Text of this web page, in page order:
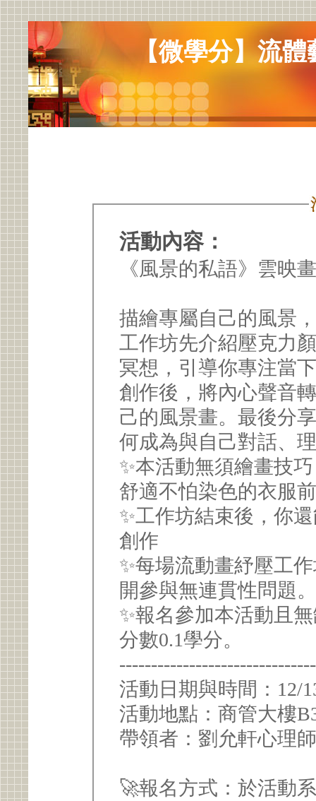
【微學分】流
活動內容：
《風景的私語》雲映
描繪專屬自己的風景
工作坊先介紹壓克力
冥想，引導你專注當
創作後，將內心聲音
己的風景畫。最後分
何成為與自己對話、
✨本活動無須繪畫技
舒適不怕染色的衣服
✨工作坊結束後，你
創作
✨每場流動畫紓壓工
開參與無連貫性問題
✨報名參加本活動且
分數0.1學分。
活動日期與時間：12/
活動地點：商管大樓
帶領者：劉允軒心理
🚀報名方式：於活動